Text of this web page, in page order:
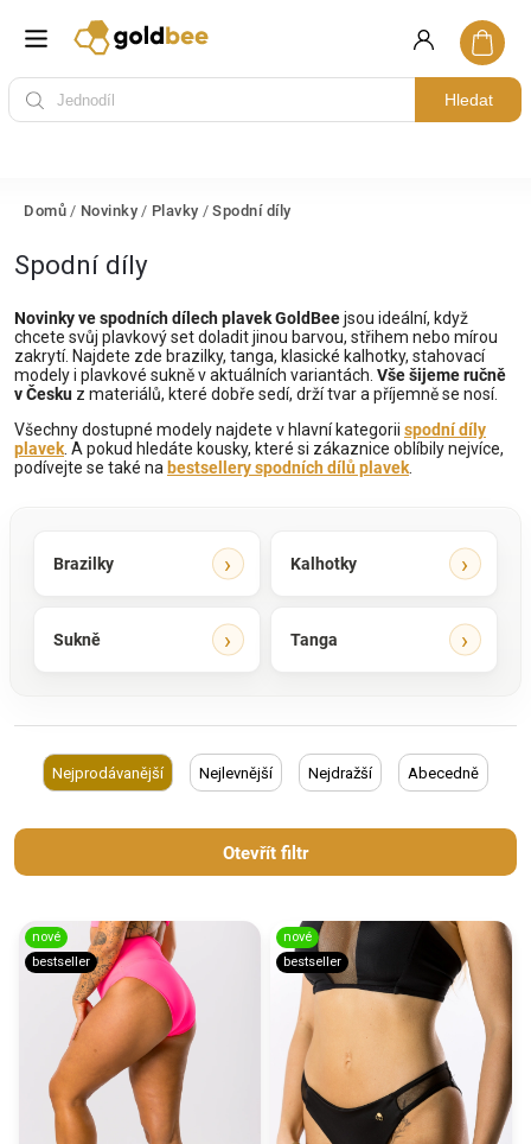
Hledat
Domů / Novinky / Plavky / Spodní díly
Spodní díly
Novinky ve spodních dílech plavek GoldBeejsou ideální, když
chcete svůj plavkový set doladit jinou barvou, střihem nebo mírou
zakrytí. Najdete zde brazilky, tanga, klasické kalhotky, stahovací
modely i plavkové sukně v aktuálních variantách. Vše šijeme ručně
v Česku z materiálů, které dobře sedí, drží tvar a příjemně se nosí.
Všechny dostupné modely najdete v hlavní kategorii spodní díly
plavek . A pokud hledáte kousky, které si zákaznice oblíbily nejvíce,
podívejte se také na bestsellery spodních dílů plavek
Brazilky Kalhotky
Sukně Tanga
Nejprodávanější Nejlevnější Nejdražší Abecedně
Otevřít filtr
nové
bestseller
nové
bestseller